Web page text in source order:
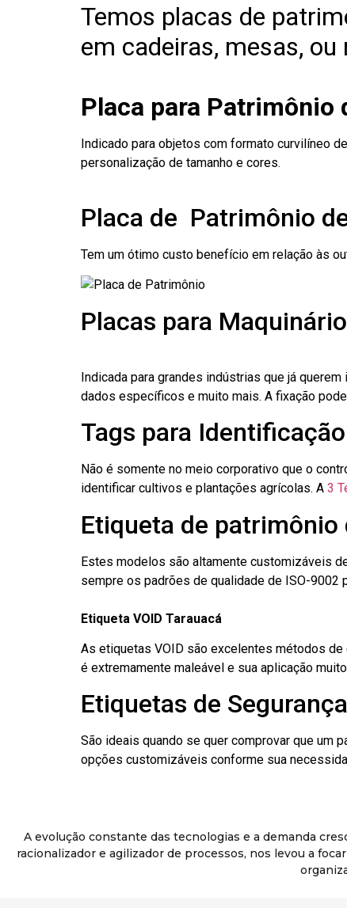
Temos placas de
em cadeiras, mesas,
Placa para Patrimônio
Indicado para objetos com formato curvilíneo
personalização de tamanho e cores.
Placa de Patrimônio
Tem um ótimo custo benefício em relação às
Placas para
Indicada para grandes indústrias que já
dados específicos e muito mais. A fixação
Tags para
Não é somente no meio corporativo que o
identificar cultivos e plantações agrícolas. A 3
Etiqueta de patrimônio
Estes modelos são altamente customizáveis
sempre os padrões de qualidade de ISO-
Etiqueta VOID Tarauacá
As etiquetas VOID são excelentes métodos
é extremamente maleável e sua aplicação
Etiquetas de
São ideais quando se quer comprovar que um
opções customizáveis conforme sua
A evolução constante das tecnologias e a demanda
racionalizador e agilizador de processos, nos levou a